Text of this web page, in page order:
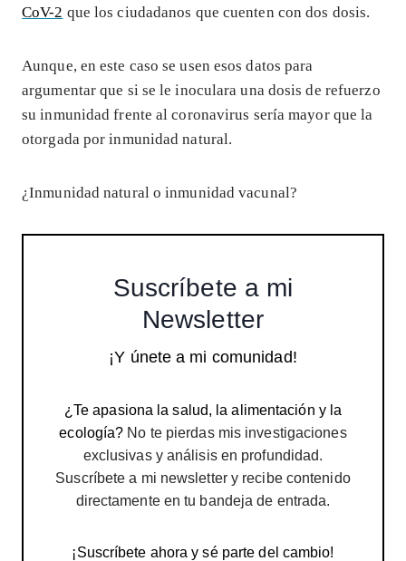
CoV-2 que los ciudadanos que cuenten con dos dosis.
Aunque, en este caso se usen esos datos para
argumentar que si se le inoculara una dosis de refuerzo
su inmunidad frente al coronavirus sería mayor que la
otorgada por inmunidad natural.
¿Inmunidad natural o inmunidad vacunal?
Suscríbete a mi
Newsletter
¡Y únete a mi comunidad!
¿Te apasiona la salud, la alimentación y la
ecología? No te pierdas mis investigaciones
exclusivas y análisis en profundidad.
Suscríbete a mi newsletter y recibe contenido
directamente en tu bandeja de entrada.
¡Suscríbete ahora y sé parte del cambio!